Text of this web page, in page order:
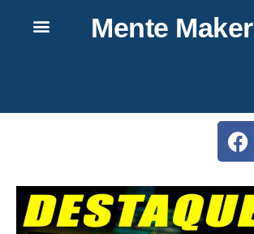
Mente Maker